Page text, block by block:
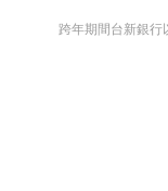
跨年期間台新銀行